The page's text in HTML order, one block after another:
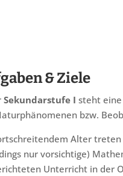
& Ziele
Sekundarstufe I steht
bzw.
Alter treten
nur vorsichtige)
Unterricht in der